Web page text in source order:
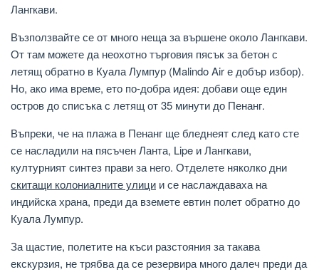
Лангкави.
Възползвайте се от много неща за вършене около Лангкави.
От там можете да неохотно търговия пясък за бетон с
летящ обратно в Куала Лумпур (Malindo Air е добър избор).
Но, ако има време, ето по-добра идея: добави още един
остров до списъка с летящ от 35 минути до Пенанг.
Въпреки, че на плажа в Пенанг ще бледнеят след като сте
се насладили на пясъчен Ланта, Lipe и Лангкави,
културният синтез прави за него. Отделете няколко дни
скитащи колониалните улици и се наслаждаваха на
индийска храна, преди да вземете евтин полет обратно до
Куала Лумпур.
За щастие, полетите на къси разстояния за такава
екскурзия, не трябва да се резервира много далеч преди да